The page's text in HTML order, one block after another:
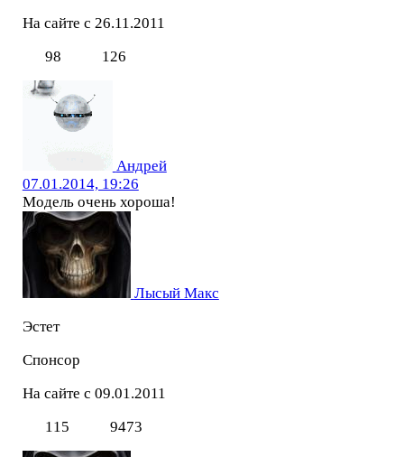
На сайте с 26.11.2011
98
126
Андрей
07.01.2014, 19:26
Модель очень хороша!
Лысый Макс
Эстет
Спонсор
На сайте с 09.01.2011
115
9473